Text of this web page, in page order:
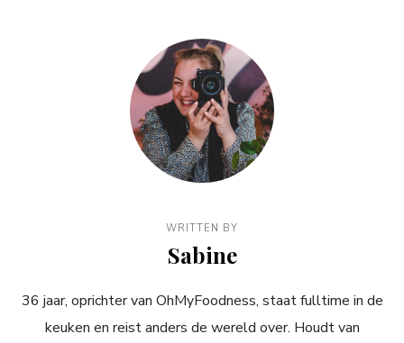
WRITTEN BY
Sabine
36 jaar, oprichter van OhMyFoodness, staat fulltime in de
keuken en reist anders de wereld over. Houdt van